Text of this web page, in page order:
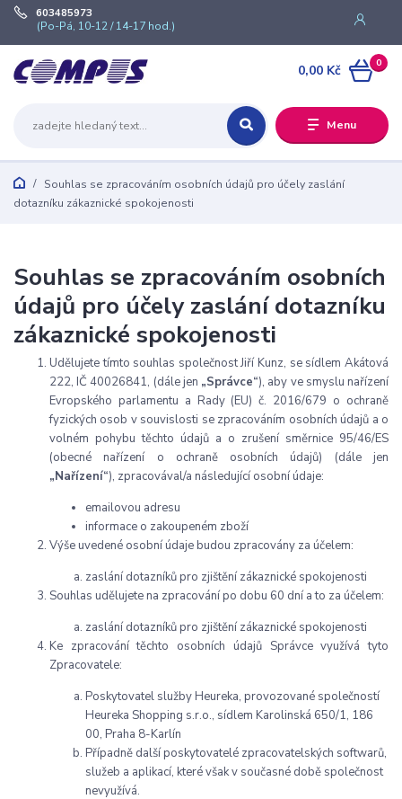
Menu
603485973
(Po-Pá, 10-12 / 14-17 hod.)
0
0,00 Kč
Souhlas se zpracováním osobních údajů pro účely zaslání
dotazníku zákaznické spokojenosti
Souhlas se zpracováním osobních
údajů pro účely zaslání dotazníku
zákaznické spokojenosti
Udělujete tímto souhlas společnost Jiří Kunz, se sídlem Akátová
222, IČ 40026841, (dále jen „Správce“), aby ve smyslu nařízení
Evropského parlamentu a Rady (EU) č. 2016/679 o ochraně
fyzických osob v souvislosti se zpracováním osobních údajů a o
volném pohybu těchto údajů a o zrušení směrnice 95/46/ES
(obecné nařízení o ochraně osobních údajů) (dále jen
„Nařízení“), zpracovával/a následující osobní údaje:
emailovou adresu
informace o zakoupeném zboží
Výše uvedené osobní údaje budou zpracovány za účelem:
zaslání dotazníků pro zjištění zákaznické spokojenosti
Souhlas udělujete na zpracování po dobu 60 dní a to za účelem:
zaslání dotazníků pro zjištění zákaznické spokojenosti
Ke zpracování těchto osobních údajů Správce využívá tyto
Zpracovatele:
Poskytovatel služby Heureka, provozované společností
Heureka Shopping s.r.o., sídlem Karolinská 650/1, 186
00, Praha 8-Karlín
Případně další poskytovatelé zpracovatelských softwarů,
služeb a aplikací, které však v současné době společnost
nevyužívá.